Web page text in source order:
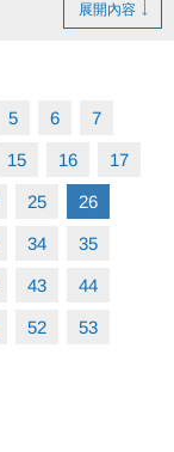
展開內容
5 6 7
15 16 17
25 26
34 35
43 44
52 53